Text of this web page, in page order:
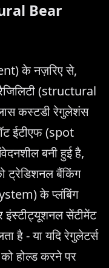
Bear
के नज़रिए से,
(structural
कस्टडी रेगुलेशंस
ईटीएफ (spot
बनी हुई है,
ट्रेडिशनल बैंकिंग
के प्लंबिंग
सेंटीमेंट
- या यदि रेगुलेटर्स
होल्ड करने पर